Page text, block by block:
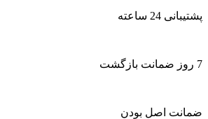
پشتیبانی 24 ساعته
7 روز ضمانت بازگشت
ضمانت اصل بودن